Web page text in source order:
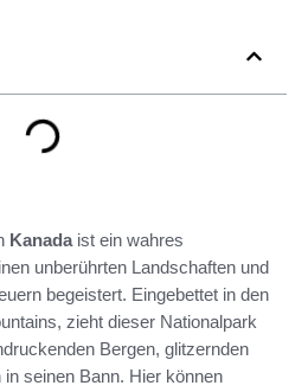
Kanadaist ein wahres
unberührten Landschaften und
begeistert. Eingebettet in den
zieht dieser Nationalpark
Bergen, glitzernden
seinen Bann. Hier können